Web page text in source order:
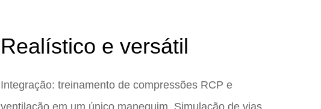
Realístico e versátil
Integração: treinamento de compressões RCP e